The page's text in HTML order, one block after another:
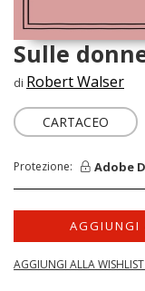
Sulle
di Robert Walser
CARTACEO
Protezione: Adobe
AGGIUNGI
AGGIUNGI ALLA WISHLIST